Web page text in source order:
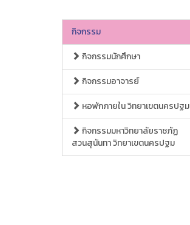
กิจกรรม
กิจกรรมนักศึกษา
กิจกรรมอาจารย์
หอพักภายใน วิทยาเขตนครปฐม
กิจกรรมมหาวิทยาลัยราชภัฏ
สวนสุนันทา วิทยาเขตนครปฐม